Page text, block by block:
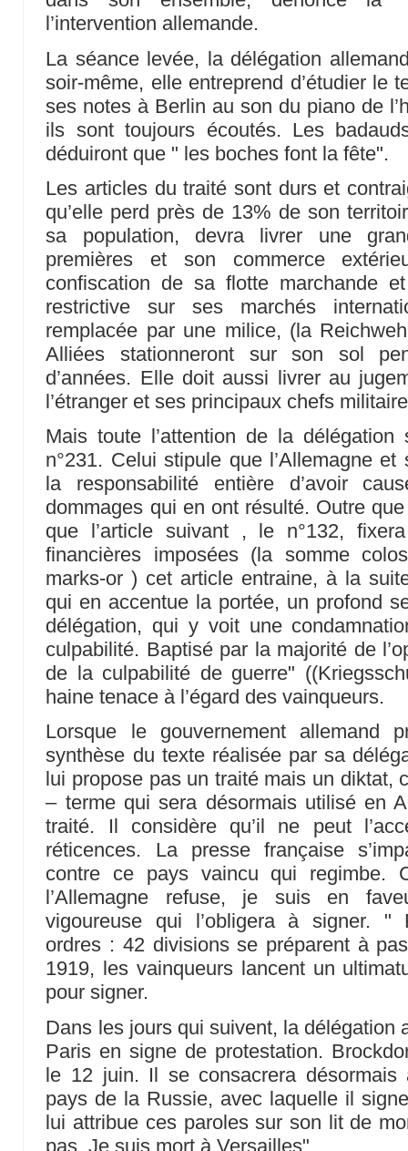
l’intervention allemande.
La séance levée, la délégation
soir-même, elle entreprend d’étudier le
ses notes à Berlin au son du piano de
ils sont toujours écoutés. Les
déduiront que " les boches font la fête".
Les articles du traité sont durs et
qu’elle perd près de 13% de son
sa population, devra livrer une
premières et son commerce
confiscation de sa flotte marchande
restrictive sur ses marchés
remplacée par une milice, (la
Alliées stationneront sur son sol
d’années. Elle doit aussi livrer au
l’étranger et ses principaux chefs
Mais toute l’attention de la
n°231. Celui stipule que l’Allemagne
la responsabilité entière d’avoir
dommages qui en ont résulté. Outre
que l’article suivant , le n°132,
financières imposées (la somme
marks-or ) cet article entraine, à la
qui en accentue la portée, un profond
délégation, qui y voit une
culpabilité. Baptisé par la majorité de
de la culpabilité de guerre"
haine tenace à l’égard des vainqueurs.
Lorsque le gouvernement allemand
synthèse du texte réalisée par sa
lui propose pas un traité mais un diktat,
– terme qui sera désormais utilisé en
traité. Il considère qu’il ne peut
réticences. La presse française
contre ce pays vaincu qui regimbe.
l’Allemagne refuse, je suis en
vigoureuse qui l’obligera à signer. "
ordres : 42 divisions se préparent à
1919, les vainqueurs lancent un
pour signer.
Dans les jours qui suivent, la délégation
Paris en signe de protestation.
le 12 juin. Il se consacrera désormais
pays de la Russie, avec laquelle il
lui attribue ces paroles sur son lit de
pas. Je suis mort à Versailles".